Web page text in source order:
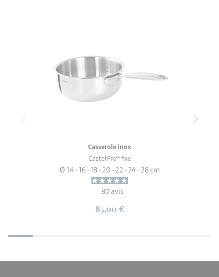
Casserole inox
Castel'Pro® fixe
Ø 14 - 16 - 18 - 20 - 22 - 24 - 28 cm
80 avis
85,00 €